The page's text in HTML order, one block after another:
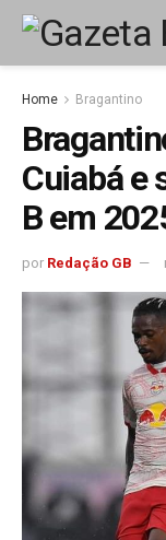
Home Bragantino
Cuiabá e
B em
por Redação GB